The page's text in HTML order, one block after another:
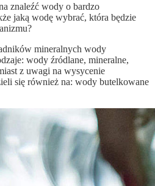
znaleźć wody o bardzo
jaką wodę wybrać, która będzie
mineralnych wody
wody źródlane, mineralne,
z uwagi na wysycenie
się również na: wody butelkowane